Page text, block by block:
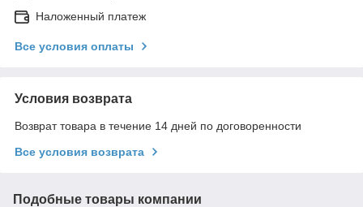
Наложенный платеж
Все условия оплаты
Условия возврата
Возврат товара в течение 14 дней по договоренности
Все условия возврата
Подобные товары компании